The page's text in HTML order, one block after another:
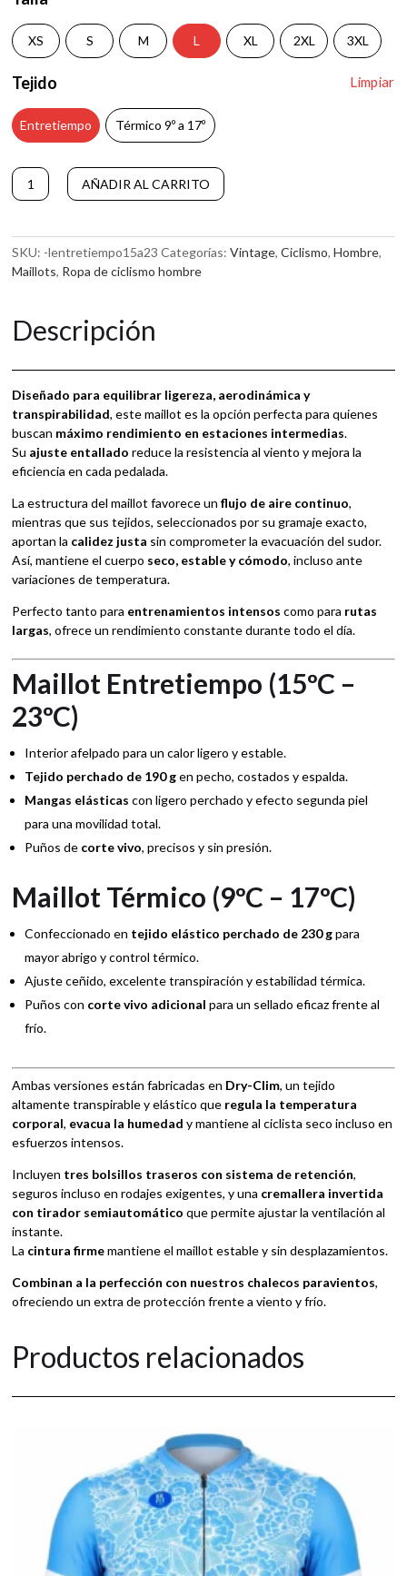
XS S M L XL 2XL 3XL
Tejido
Entretiempo Térmico 9º a 17º
Limpiar
Maillot
de
Larga
Angliru
cantidad
AÑADIR AL CARRITO
e
r
e
SKU: -lentretiempo15a23 Categorías:Vintage,Ciclismo,Hombre,
Maillots, Ropa de ciclismo hombre
Descripción
Diseñado para equilibrar ligereza, aerodinámica y
transpirabilidad, este maillot es la opción perfecta para quienes
buscan máximo rendimiento en estaciones intermedias.
Su ajuste entallado reduce la resistencia al viento y mejora la
eficiencia en cada pedalada.
La estructura del maillot favorece unflujo de aire continuo,
mientras que sus tejidos, seleccionados por su gramaje exacto,
aportan la calidez justa sin comprometer la evacuación del sudor.
Así, mantiene el cuerpo seco, estable y cómodo, incluso ante
variaciones de temperatura.
Perfecto tanto para entrenamientos intensos como para rutas
largas, ofrece un rendimiento constante durante todo el día.
Maillot Entretiempo (15ºC –
23ºC)
Interior afelpado para un calor ligero y estable.
Tejido perchado de 190 gen pecho, costados y espalda.
Mangas elásticas con ligero perchado y efecto segunda piel
para una movilidad total.
Puños de corte vivo, precisos y sin presión.
Maillot Térmico (9ºC – 17ºC)
Confeccionado en tejido elástico perchado de 230 gpara
mayor abrigo y control térmico.
Ajuste ceñido, excelente transpiración y estabilidad térmica.
Puños con corte vivo adicional para un sellado eficaz frente al
frío.
Ambas versiones están fabricadas en Dry-Clim, un tejido
altamente transpirable y elástico que regula la temperatura
corporal, evacua la humedad y mantiene al ciclista seco incluso en
esfuerzos intensos.
Incluyen tres bolsillos traseros con sistema de retención,
seguros incluso en rodajes exigentes, y una cremallera invertida
con tirador semiautomático que permite ajustar la ventilación al
instante.
La cintura firmemantiene el maillot estable y sin desplazamientos.
Combinan a la perfección con nuestros chalecos paravientos,
ofreciendo un extra de protección frente a viento y frío.
Productos relacionados